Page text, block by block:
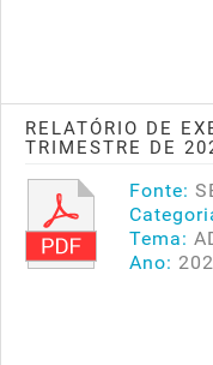
RELATÓRIO DE
TRIMESTRE DE
Fonte:
Tema:
Ano: